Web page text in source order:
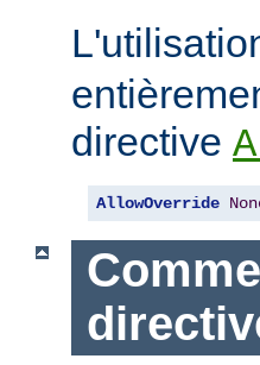
directive
AllowOverride